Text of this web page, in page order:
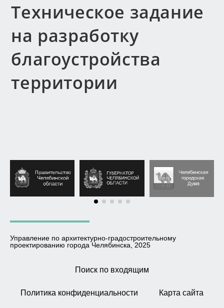
Техническое задание
на разработку
благоустройства
территории
Управление по архитектурно-градостроительному
проектированию города Челябинска, 2025
Поиск по входящим
Политика конфиденциальности Карта сайта